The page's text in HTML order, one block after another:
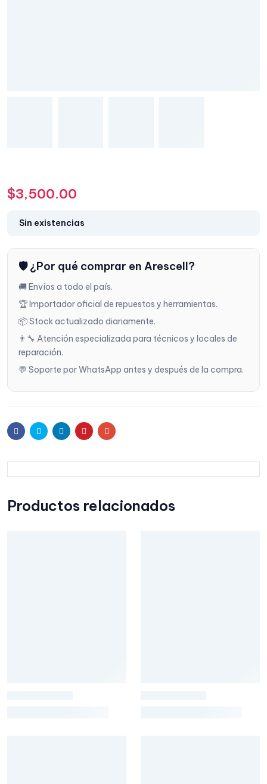
$3,500.00
Sin existencias
🛡️ ¿Por qué comprar en Arescell?
🚚 Envíos a todo el país.
🏆 Importador oficial de repuestos y herramientas.
📦 Stock actualizado diariamente.
👨‍🔧 Atención especializada para técnicos y locales de
reparación.
💬 Soporte por WhatsApp antes y después de la compra.
FacebookTwitter LinkedinPinterestEmail
Productos relacionados